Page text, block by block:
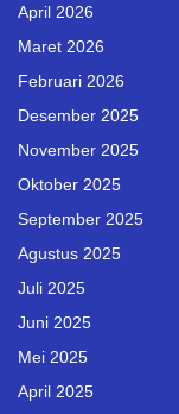
April 2026
Maret 2026
Februari 2026
Desember 2025
November 2025
Oktober 2025
September 2025
Agustus 2025
Juli 2025
Juni 2025
Mei 2025
April 2025